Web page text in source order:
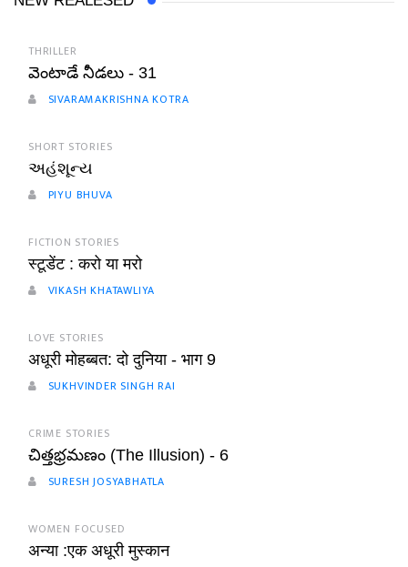
THRILLER
వెంటాడే నీడలు - 31
SIVARAMAKRISHNA KOTRA
SHORT STORIES
અહંશૂન્ય
PIYU BHUVA
FICTION STORIES
स्टूडेंट : करो या मरो
VIKASH KHATAWLIYA
LOVE STORIES
अधूरी मोहब्बत: दो दुनिया - भाग 9
SUKHVINDER SINGH RAI
CRIME STORIES
చిత్తభ్రమణం (The Illusion) - 6
SURESH JOSYABHATLA
WOMEN FOCUSED
अन्या :एक अधूरी मुस्कान